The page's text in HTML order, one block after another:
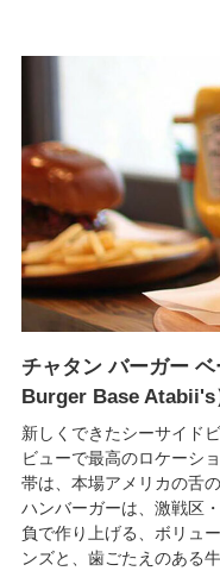
チャタン バーガー
Burger Base Atabii's
新しくできたシーサイド
ビューで最高のロケーシ
帯は、本場アメリカの舌
ハンバーガーは、激戦区
負で作り上げる、ボリュ
ンズと、歯ごたえのある